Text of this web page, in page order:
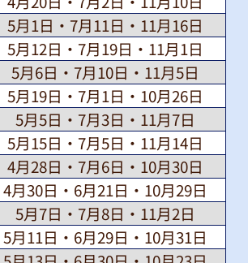
5月1日・7月11日・11月16日
5月12日・7月19日・11月1日
5月6日・7月10日・11月5日
5月19日・7月1日・10月26日
5月5日・7月3日・11月7日
5月15日・7月5日・11月14日
4月28日・7月6日・10月30日
4月30日・6月21日・10月29日
5月7日・7月8日・11月2日
5月11日・6月29日・10月31日